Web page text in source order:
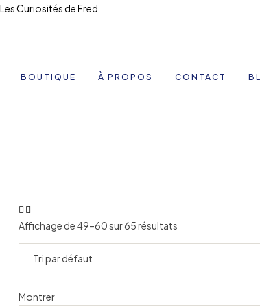
Les Curiosités de Fred
BOUTIQUE À PROPOS CONTACT
Affichage de 49–60 sur 65 résultats
Montrer